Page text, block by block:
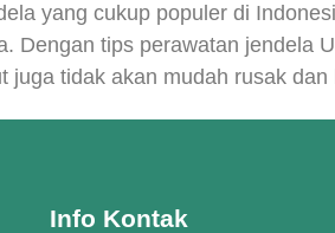
yang cukup populer di
Dengan tips perawatan jendela
juga tidak akan mudah rusak
Info Kontak